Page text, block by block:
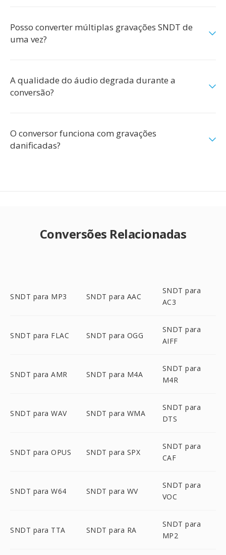
Posso converter múltiplas gravações SNDT de
uma vez?
A qualidade do áudio degrada durante a
conversão?
O conversor funciona com gravações
danificadas?
Conversões Relacionadas
SNDT para MP3 SNDT para AAC
SNDT para
AC3
SNDT para FLAC SNDT para OGG
SNDT para
AIFF
SNDT para AMR SNDT para M4A
SNDT para
M4R
SNDT para WAV SNDT para WMA
SNDT para
DTS
SNDT para OPUS SNDT para SPX
SNDT para
CAF
SNDT para W64 SNDT para WV
SNDT para
VOC
SNDT para TTA SNDT para RA
SNDT para
MP2